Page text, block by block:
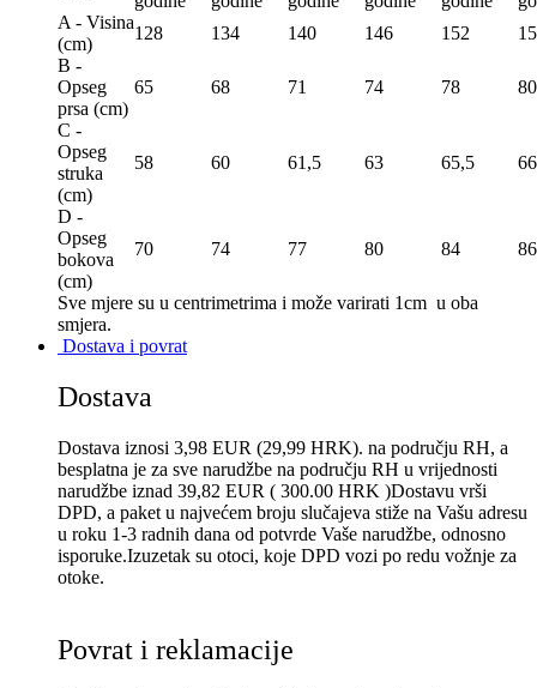
A - Visina
(сm)
128 134 140 146 152
B -
Opseg
prsa (сm)
65 68 71 74 78 80
C -
Opseg
struka
(сm)
58 60 61,5 63 65,5
D -
Opseg
bokova
(сm)
70 74 77 80 84 86
Sve mjere su u centrimetrima i može varirati 1cm u oba
smjera.
Dostava i povrat
Dostava
Dostava iznosi 3,98 EUR (29,99 HRK). na području RH, a
besplatna je za sve narudžbe na području RH u vrijednosti
narudžbe iznad 39,82 EUR ( 300.00 HRK )Dostavu vrši
DPD, a paket u najvećem broju slučajeva stiže na Vašu adresu
u roku 1-3 radnih dana od potvrde Vaše narudžbe, odnosno
isporuke.Izuzetak su otoci, koje DPD vozi po redu vožnje za
otoke.
Povrat i reklamacije